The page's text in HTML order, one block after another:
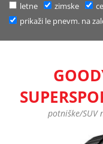
letne zimske
prikaži le pnevm. na
potniške/SUV